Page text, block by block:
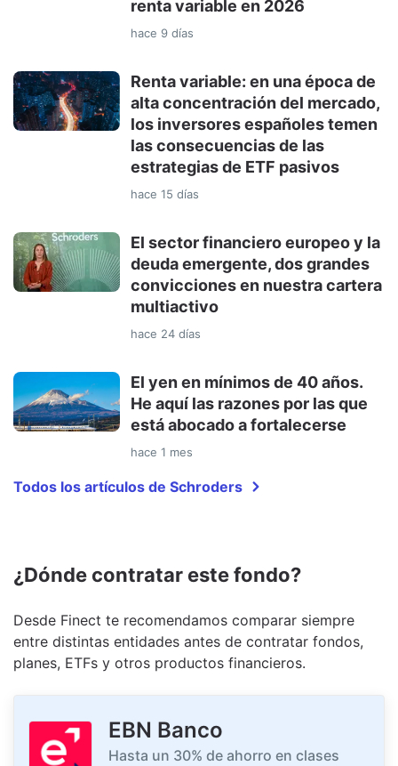
renta variable en 2026
hace 9 días
Renta variable: en una época de
alta concentración del mercado,
los inversores españoles temen
las consecuencias de las
estrategias de ETF pasivos
hace 15 días
El sector financiero europeo y la
deuda emergente, dos grandes
convicciones en nuestra cartera
multiactivo
hace 24 días
El yen en mínimos de 40 años.
He aquí las razones por las que
está abocado a fortalecerse
hace 1 mes
Todos los artículos de Schroders
¿Dónde contratar este fondo?
Desde Finect te recomendamos comparar siempre
entre distintas entidades antes de contratar fondos,
planes, ETFs y otros productos financieros.
EBN Banco
Hasta un 30% de ahorro en clases